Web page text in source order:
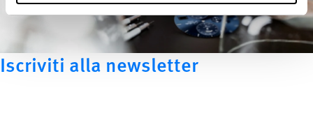
Iscriviti alla newsletter